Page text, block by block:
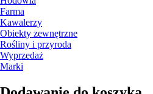
Farma
Kawalerzy
Obiekty zewnętrzne
Rośliny i przyroda
Wyprzedaż
Marki